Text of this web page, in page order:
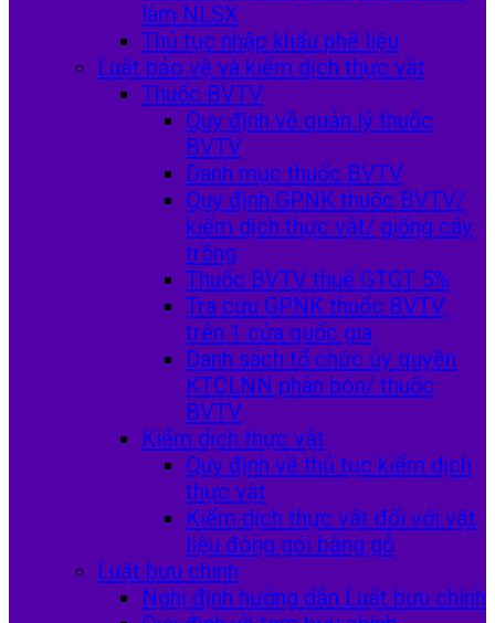
làm NLSX
Thủ tục nhập khẩu phế liệu
Luật bảo vệ và kiểm dịch thực vật
Thuốc BVTV
Quy định về quản lý thuốc
BVTV
Danh mục thuốc BVTV
Quy định GPNK thuốc BVTV/
kiểm dịch thực vật/ giống cây
trồng
Thuốc BVTV thuế GTGT 5%
Tra cứu GPNK thuốc BVTV
trên 1 cửa quốc gia
Danh sách tổ chức ủy quyền
KTCLNN phân bón/ thuốc
BVTV
Kiểm dịch thực vật
Quy định về thủ tục kiểm dịch
thực vật
Kiểm dịch thực vật đối với vật
liệu đóng gói bằng gỗ
Luật bưu chính
Nghị định hướng dẫn Luật bưu chính